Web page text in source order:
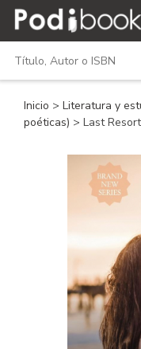
Inicio > Literatura y
poéticas) > Last Resort